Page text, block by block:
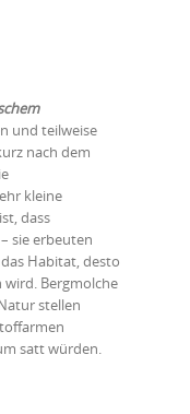
und teilweise
nach dem
kleine
dass
sie erbeuten
Habitat, desto
Bergmolche
stellen
satt würden.